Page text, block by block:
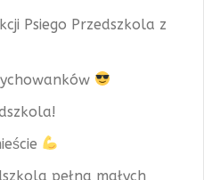
Psiego Przedszkola z
pełna małych